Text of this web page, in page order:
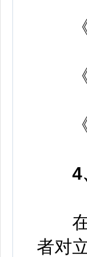
《
《
《
4
在
者对